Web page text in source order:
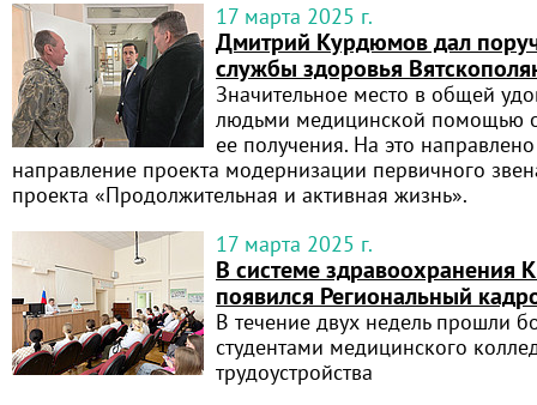
17 марта 2025 г.
Дмитрий Курдюмов дал
службы здоровья
Значительное место в общей
людьми медицинской помощью
ее получения. На это
направление проекта модернизации первичного
проекта «Продолжительная и активная жизнь».
17 марта 2025 г.
В системе здравоохранения
появился Региональный
В течение двух недель прошли
студентами медицинского
трудоустройства